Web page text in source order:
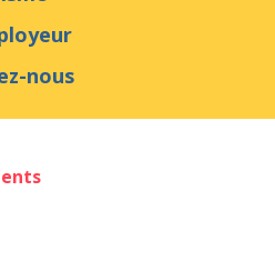
nous
Médias
nous